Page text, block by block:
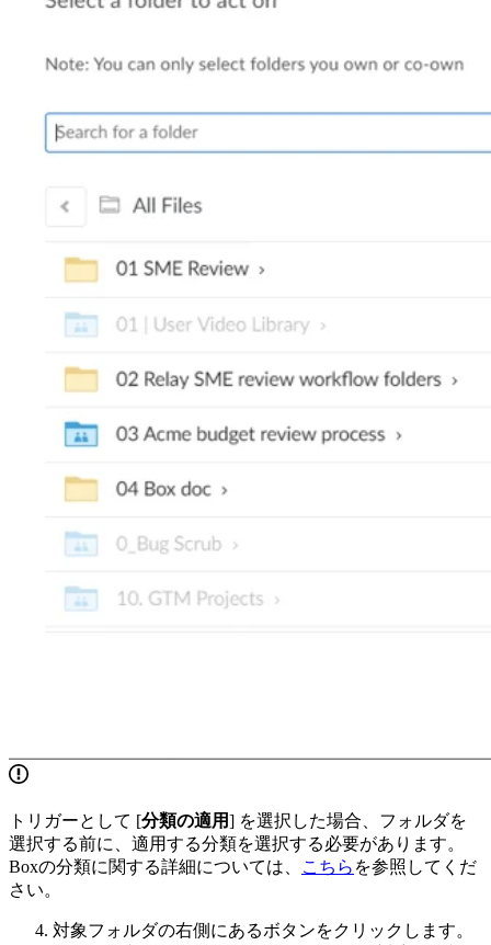
トリガーとして [分類の適用] を選択した場合、フォルダを
選択する前に、適用する分類を選択する必要があります。
Boxの分類に関する詳細については、
こちら を参照してくだ
さい。
対象フォルダの右側にあるボタンをクリックします。